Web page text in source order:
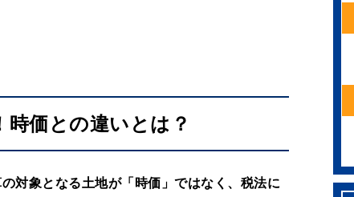
価との違いとは？
対象となる土地が「時価」ではなく、税法に